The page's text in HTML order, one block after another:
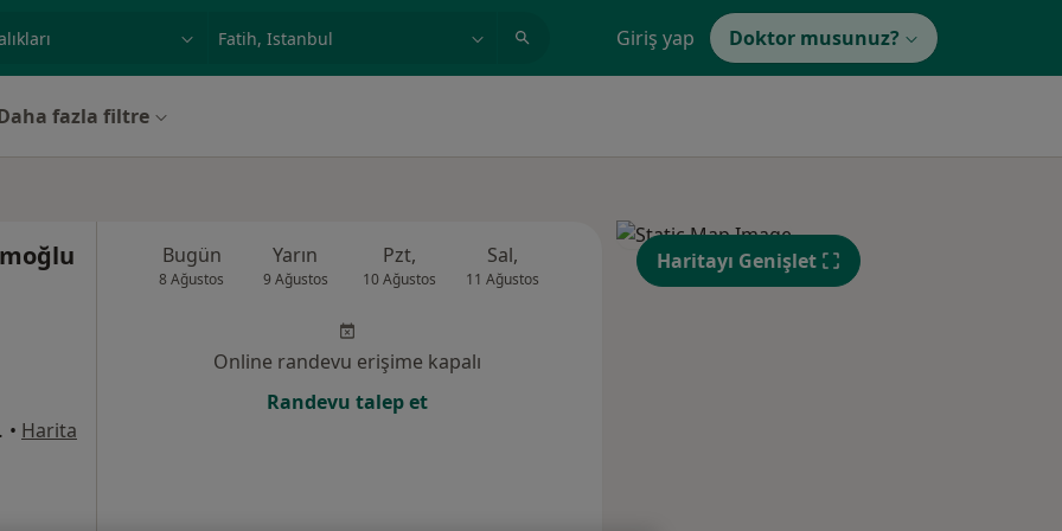
Giriş yap Doktor musunuz?
fazla filtre
:5, Fatih • Harita
Bugün
8 Ağustos
Yarın
9 Ağustos
Pzt,
10 Ağustos
Sal,
11 Ağustos 12 Ağustos
Per,
13 Ağustos
Cum,
14 Ağustos
Online randevu erişime kapalı
Randevu talep et
Haritayı Genişlet